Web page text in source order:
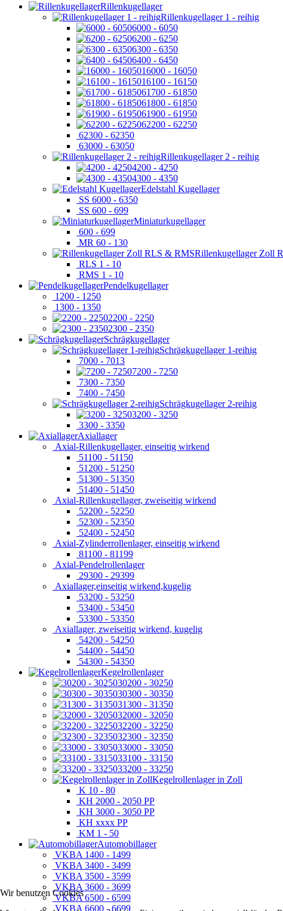
Rillenkugellager
Rillenkugellager 1 - reihig
6000 - 6050
6200 - 6250
6300 - 6350
6400 - 6450
16000 - 16050
16100 - 16150
61700 - 61850
61800 - 61850
61900 - 61950
62200 - 62250
62300 - 62350
63000 - 63050
Rillenkugellager 2 - reihig
4200 - 4250
4300 - 4350
Edelstahl Kugellager
SS 6000 - 6350
SS 600 - 699
Miniaturkugellager
600 - 699
MR 60 - 130
Rillenkugellager Zoll
RLS 1 - 10
RMS 1 - 10
Pendelkugellager
1200 - 1250
1300 - 1350
2200 - 2250
2300 - 2350
Schrägkugellager
Schrägkugellager 1-reihig
7000 - 7013
7200 - 7250
7300 - 7350
7400 - 7450
Schrägkugellager 2-reihig
3200 - 3250
3300 - 3350
Axiallager
Axial-Rillenkugellager, einseitig wirkend
51100 - 51150
51200 - 51250
51300 - 51350
51400 - 51450
Axial-Rillenkugellager, zweiseitig wirkend
52200 - 52250
52300 - 52350
52400 - 52450
Axial-Zylinderrollenlager, einseitig wirkend
81100 - 81199
Axial-Pendelrollenlager
29300 - 29399
Axiallager,einseitig wirkend,kugelig
53200 - 53250
53400 - 53450
53300 - 53350
Axiallager, zweiseitig wirkend, kugelig
54200 - 54250
54400 - 54450
54300 - 54350
Kegelrollenlager
30200 - 30250
30300 - 30350
31300 - 31350
32000 - 32050
32200 - 32250
32300 - 32350
33000 - 33050
33100 - 33150
33200 - 33250
Kegelrollenlager in Zoll
K 10 - 80
KH 2000 - 2050 PP
KH 3000 - 3050 PP
KH xxxx PP
KM 1 - 50
Automobillager
VKBA 1400 - 1499
VKBA 3400 - 3499
VKBA 3500 - 3599
VKBA 3600 - 3699
VKBA 6500 - 6599
VKBA 6600 - 6699
Wir benutzen Cookies